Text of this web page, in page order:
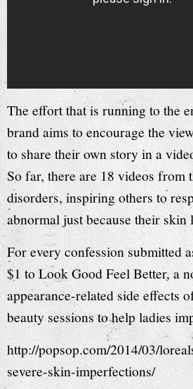
The effort that is running to the
brand aims to encourage the
to share their own story in a
So far, there are 18 videos from
disorders, inspiring others to
abnormal just because their
For every confession submitted
$1 to Look Good Feel Better, a
appearance-related side effects
beauty sessions to help ladies
http://popsop.com/2014/03/
severe-skin-imperfections/